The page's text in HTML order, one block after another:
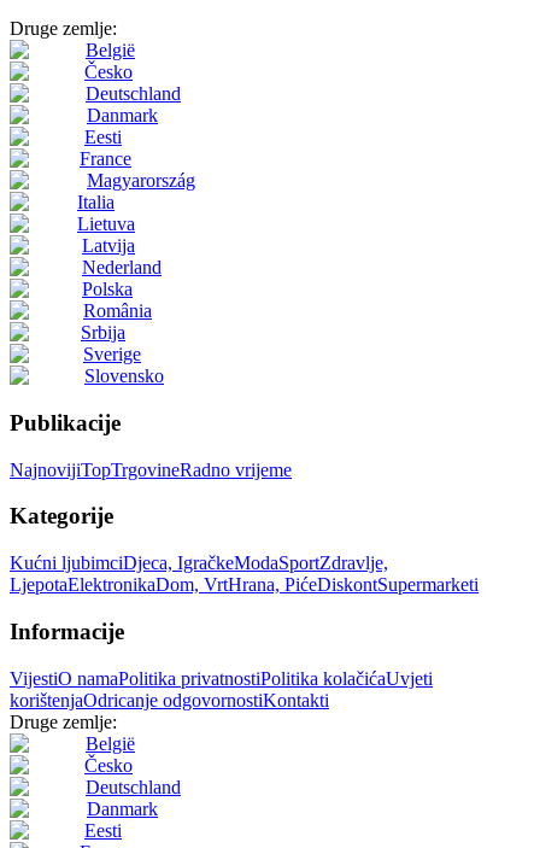
Druge zemlje:
België
Česko
Deutschland
Danmark
Eesti
France
Magyarország
Italia
Lietuva
Latvija
Nederland
Polska
România
Srbija
Sverige
Slovensko
Publikacije
NajnovijiTopTrgovineRadno vrijeme
Kategorije
Kućni ljubimciDjeca, IgračkeModaSportZdravlje,
LjepotaElektronikaDom, VrtHrana, PićeDiskontSupermarketi
Informacije
VijestiO namaPolitika privatnostiPolitika kolačićaUvjeti
korištenjaOdricanje odgovornostiKontakti
Druge zemlje:
België
Česko
Deutschland
Danmark
Eesti